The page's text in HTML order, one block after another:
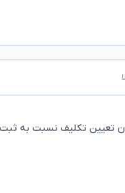
تعیین تکلیف نسبت به